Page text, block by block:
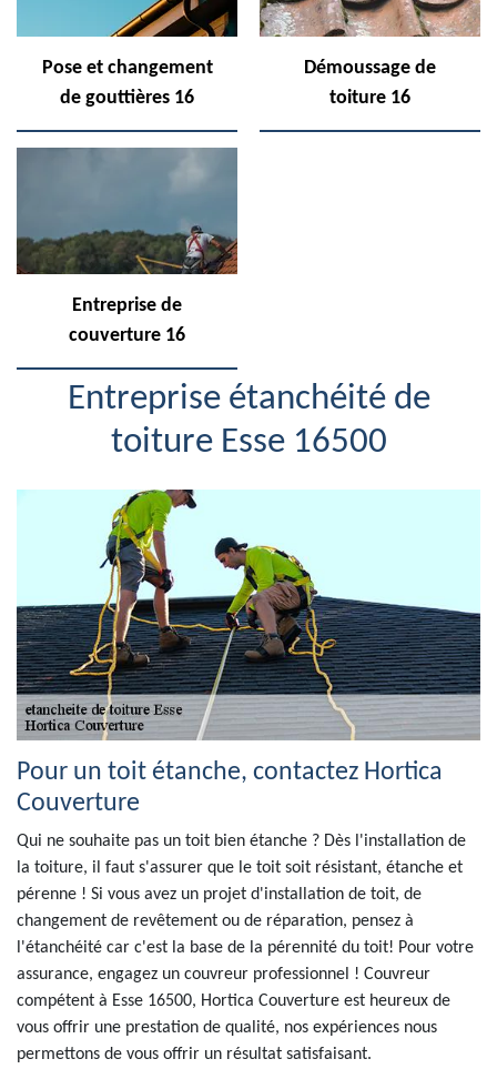
Pose et changement
de gouttières 16
Démoussage de
toiture 16
Entreprise de
couverture 16
Entreprise étanchéité de
toiture Esse 16500
Pour un toit étanche, contactez Hortica
Couverture
Qui ne souhaite pas un toit bien étanche ? Dès l'installation de
la toiture, il faut s'assurer que le toit soit résistant, étanche et
pérenne ! Si vous avez un projet d'installation de toit, de
changement de revêtement ou de réparation, pensez à
l'étanchéité car c'est la base de la pérennité du toit! Pour votre
assurance, engagez un couvreur professionnel ! Couvreur
compétent à Esse 16500, Hortica Couverture est heureux de
vous offrir une prestation de qualité, nos expériences nous
permettons de vous offrir un résultat satisfaisant.